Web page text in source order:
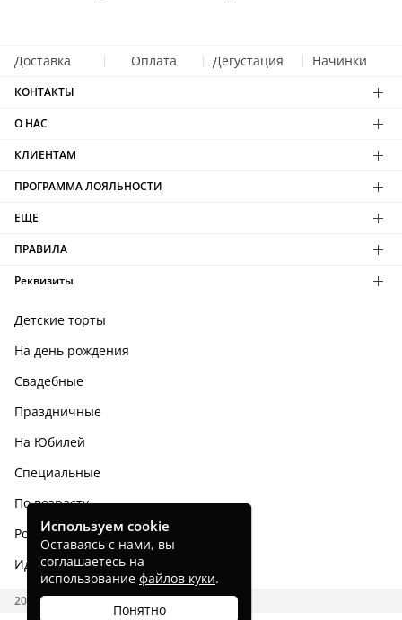
Доставка Оплата Дегустация Начинки
КОНТАКТЫ
О НАС
КЛИЕНТАМ
ПРОГРАММА ЛОЯЛЬНОСТИ
ЕЩЕ
ПРАВИЛА
Реквизиты
Детские торты
На день рождения
Свадебные
Праздничные
На Юбилей
Специальные
По возрасту
Родным и близким
Идеи тортов
2026 CAKES.RU
Используем cookie
Оставаясь с нами, вы
соглашаетесь на
использование файлов куки.
Понятно